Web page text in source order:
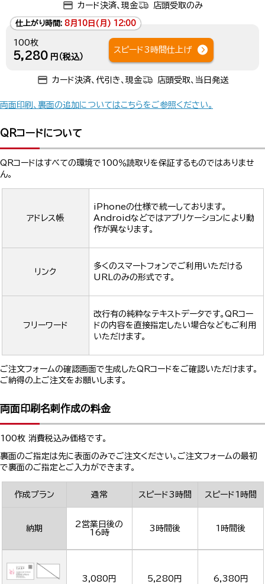
カード決済、現金 店頭受取のみ
仕上がり時間: 8月10日(月) 12:00
100枚
5,280 円（税込）
スピード3時間仕上げ
カード決済、代引き、現金 店頭受取、当日発送
両面印刷、裏面の追加についてはこちらをご参照ください。
QRコードについて
QRコードはすべての環境で100％読取りを保証するものではありませ
ん。
アドレス帳
iPhoneの仕様で統一しております。
Androidなどではアプリケーションにより動
作が異なります。
リンク
多くのスマートフォンでご利用いただける
URLのみの形式です。
フリーワード
改行有の純粋なテキストデータです。QRコー
ドの内容を直接指定したい場合などもご利用
いただけます。
ご注文フォームの確認画面で生成したQRコードをご確認いただけます。
ご納得の上ご注文をお願いします。
両面印刷名刺作成の料金
100枚 消費税込み価格です。
裏面のご指定は先に表面のみでご注文ください。ご注文フォームの最初
で裏面のご指定とご入力ができます。
作成プラン 通常 スピード3時間 スピード1時間
納期
2営業日後の
16時
3時間後 1時間後
3,080円 5,280円 6,380円